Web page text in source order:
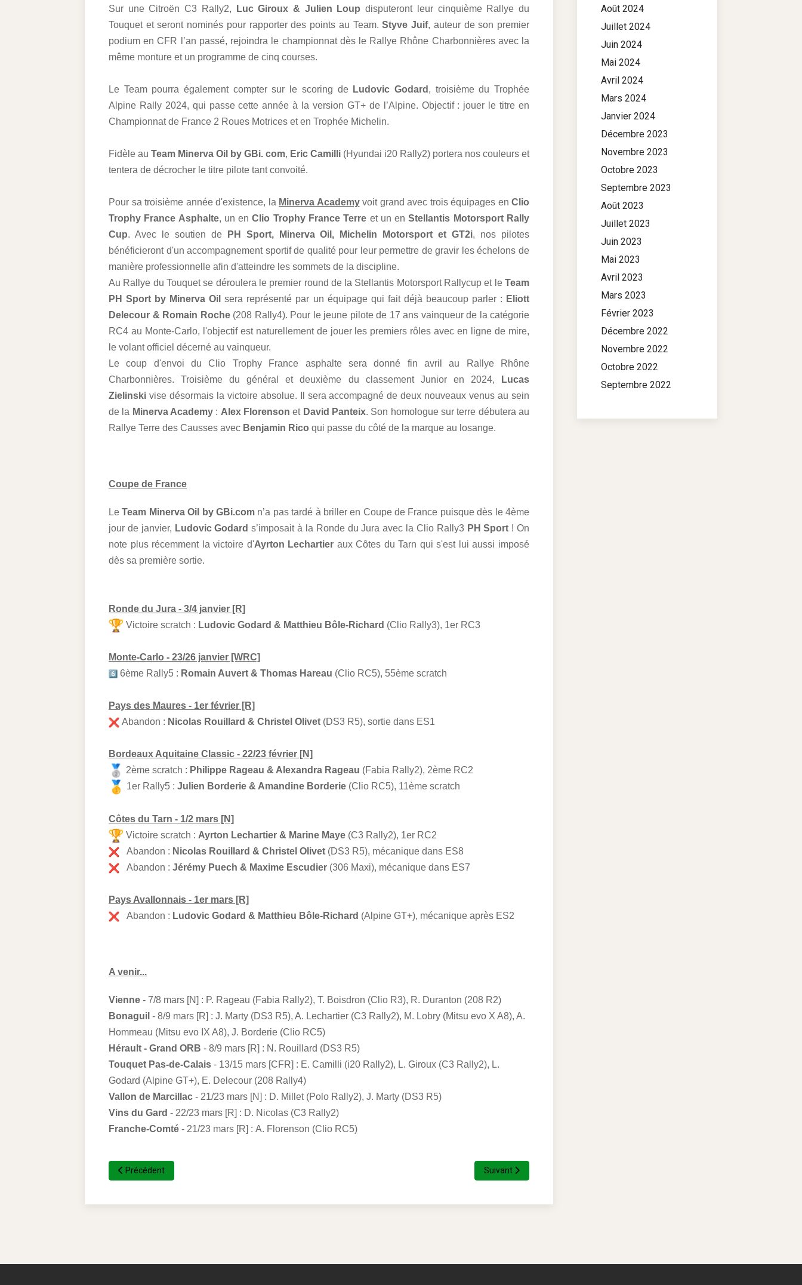
Sur une Citroën C3 Rally2,
Luc Giroux & Julien Loup disputeront leur cinquième Rallye du
Touquet et seront nominés pour rapporter des points au Team.Styve Juif, auteur de son premier
podium en CFR l’an passé, rejoindra le championnat dès le Rallye Rhône Charbonnières avec la
même monture et un programme de cinq courses.
Le Team pourra également compter sur le scoring de Ludovic Godard , troisième du Trophée
Alpine Rally 2024, qui passe cette année à la version GT+ de l’Alpine. Objectif : jouer le titre en
Championnat de France 2 Roues Motrices et en Trophée Michelin.
Fidèle au Team Minerva Oil by GBi. com, Eric Camilli (Hyundai i20 Rally2) portera nos couleurs et
tentera de décrocher le titre pilote tant convoité.
Pour sa troisième année d'existence, la Minerva Academyvoit grand avec trois équipages en Clio
Trophy France Asphalte, un enClio Trophy France Terre et un enStellantis Motorsport Rally
Cup. Avec le soutien de PH Sport, Minerva Oil, Michelin Motorsport et GT2i, nos pilotes
bénéficieront d'un accompagnement sportif de qualité pour leur permettre de gravir les échelons de
manière professionnelle afin d'atteindre les sommets de la discipline.
Au Rallye du Touquet se déroulera le premier round de la Stellantis Motorsport Rallycup et le Team
PH Sport by Minerva Oil sera représenté par un équipage qui fait déjà beaucoup parler : Eliott
Delecour & Romain Roche(208 Rally4). Pour le jeune pilote de 17 ans vainqueur de la catégorie
RC4 au Monte-Carlo, l'objectif est naturellement de jouer les premiers rôles avec en ligne de mire,
le volant officiel décerné au vainqueur.
Le coup d'envoi du Clio Trophy France asphalte sera donné fin avril au Rallye Rhône
Charbonnières. Troisième du général et deuxième du classement Junior en 2024,
Lucas
Zielinski vise désormais la victoire absolue. Il sera accompagné de deux nouveaux venus au sein
de la Minerva Academy : Alex Florenson et David Panteix. Son homologue sur terre débutera au
Rallye Terre des Causses avec Benjamin Rico qui passe du côté de la marque au losange.
Coupe de France
LeTeam Minerva Oil by GBi.comn’a pas tardé à briller en Coupe de France puisque dès le 4ème
jour de janvier, Ludovic Godard s’imposait à la Ronde du Jura avec la Clio Rally3 PH Sport ! On
note plus récemment la victoire d'Ayrton Lechartier aux Côtes du Tarn qui s'est lui aussi imposé
dès sa première sortie.
Ronde du Jura - 3/4 janvier [R]
Victoire scratch : Ludovic Godard & Matthieu Bôle-Richard (Clio Rally3), 1er RC3
Monte-Carlo - 23/26 janvier [WRC]
6ème Rally5 : Romain Auvert & Thomas Hareau (Clio RC5), 55ème scratch
Pays des Maures - 1er février [R]
Abandon : Nicolas Rouillard & Christel Olivet (DS3 R5), sortie dans ES1
Bordeaux Aquitaine Classic - 22/23 février [N]
2ème scratch : Philippe Rageau & Alexandra Rageau (Fabia Rally2), 2ème RC2
1er Rally5 : Julien Borderie & Amandine Borderie (Clio RC5), 11ème scratch
Côtes du Tarn - 1/2 mars [N]
Victoire scratch : Ayrton Lechartier & Marine Maye (C3 Rally2), 1er RC2
Abandon : Nicolas Rouillard & Christel Olivet (DS3 R5), mécanique dans ES8
Abandon : Jérémy Puech & Maxime Escudier (306 Maxi), mécanique dans ES7
Pays Avallonnais - 1er mars [R]
Abandon : Ludovic Godard & Matthieu Bôle-Richard (Alpine GT+), mécanique après ES2
A venir...
Vienne - 7/8 mars [N] : P. Rageau (Fabia Rally2), T. Boisdron (Clio R3), R. Duranton (208 R2)
Bonaguil - 8/9 mars [R] : J. Marty (DS3 R5), A. Lechartier (C3 Rally2), M. Lobry (Mitsu evo X A8), A.
Hommeau (Mitsu evo IX A8), J. Borderie (Clio RC5)
Hérault - Grand ORB - 8/9 mars [R] : N. Rouillard (DS3 R5)
Touquet Pas-de-Calais - 13/15 mars [CFR] : E. Camilli (i20 Rally2), L. Giroux (C3 Rally2), L.
Godard (Alpine GT+), E. Delecour (208 Rally4)
Vallon de Marcillac - 21/23 mars [N] : D. Millet (Polo Rally2), J. Marty (DS3 R5)
Vins du Gard - 22/23 mars [R] : D. Nicolas (C3 Rally2)
Franche-Comté - 21/23 mars [R] : A. Florenson (Clio RC5)
Précédent Suivant
Août 2024
Juillet 2024
Juin 2024
Mai 2024
Avril 2024
Mars 2024
Janvier 2024
Décembre 2023
Novembre 2023
Octobre 2023
Septembre 2023
Août 2023
Juillet 2023
Juin 2023
Mai 2023
Avril 2023
Mars 2023
Février 2023
Décembre 2022
Novembre 2022
Octobre 2022
Septembre 2022